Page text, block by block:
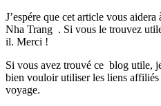
J’espére que cet article vous
Nha Trang . Si vous le trouvez
il. Merci !
Si vous avez trouvé ce blog utile,
bien vouloir utiliser les liens
voyage.